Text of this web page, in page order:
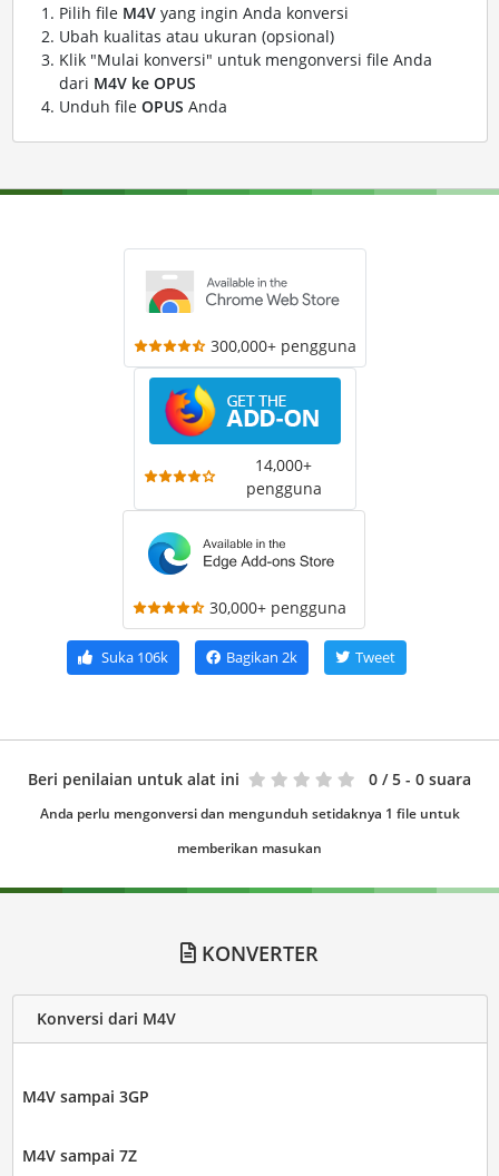
Pilih file M4Vyang ingin Anda konversi
Ubah kualitas atau ukuran (opsional)
Klik "Mulai konversi" untuk mengonversi file Anda
dari M4V ke OPUS
Unduh file OPUS Anda
300,000+ pengguna
14,000+
pengguna
30,000+ pengguna
Suka106k Bagikan 2k Tweet
Beri penilaian untuk alat ini 0 / 5 - 0 suara
Anda perlu mengonversi dan mengunduh setidaknya 1 file untuk
memberikan masukan
KONVERTER
Konversi dari M4V
M4V sampai 3GP
M4V sampai 7Z